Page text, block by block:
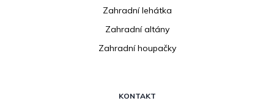
Zahradní lehátka
Zahradní altány
Zahradní houpačky
KONTAKT